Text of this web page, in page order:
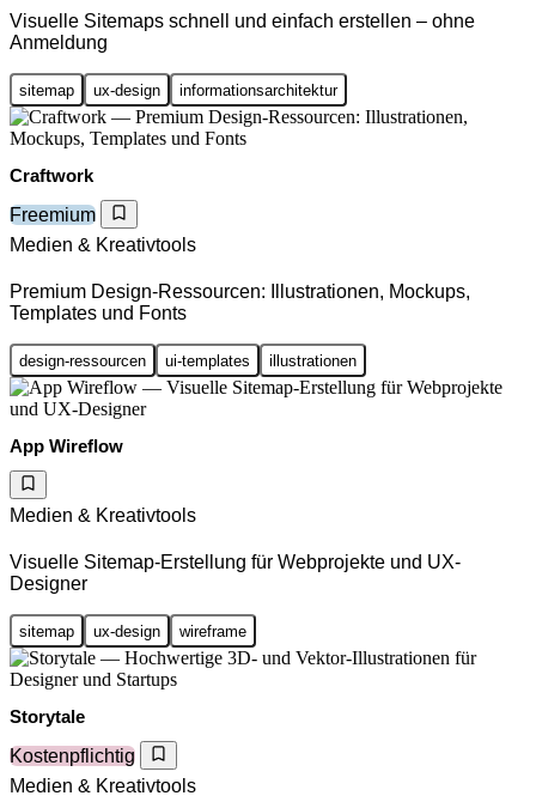
Visuelle Sitemaps schnell und einfach erstellen – ohne
Anmeldung
sitemap ux-design informationsarchitektur
Craftwork
Freemium
Medien & Kreativtools
Premium Design-Ressourcen: Illustrationen, Mockups,
Templates und Fonts
design-ressourcen ui-templates illustrationen
App Wireflow
Medien & Kreativtools
Visuelle Sitemap-Erstellung für Webprojekte und UX-
Designer
sitemap ux-design wireframe
Storytale
Kostenpflichtig
Medien & Kreativtools